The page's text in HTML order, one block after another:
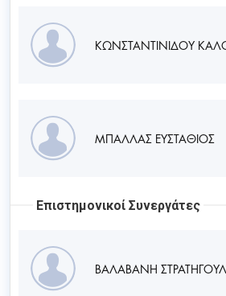
ΚΩΝΣΤΑΝΤΙΝΙΔΟΥ
ΜΠΑΛΛΑΣ ΕΥΣΤΑΘΙΟΣ
Επιστημονικοί Συνεργάτες
ΒΑΛΑΒΑΝΗ